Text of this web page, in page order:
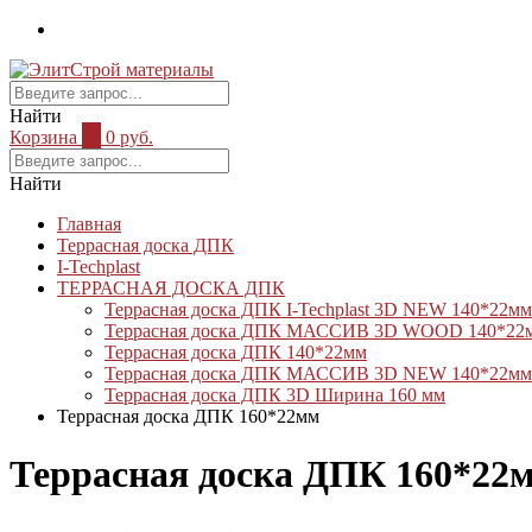
Найти
Корзина
0 руб.
Найти
Главная
Террасная доска ДПК
I-Techplast
ТЕРРАСНАЯ ДОСКА ДПК
Террасная доска ДПК I-Techplast 3D NEW 140*22мм
Террасная доска ДПК МАССИВ 3D WOOD
Террасная доска ДПК 140*22мм
Террасная доска ДПК МАССИВ 3D NEW 140*22мм
Террасная доска ДПК 3D Ширина 160 мм
Террасная доска ДПК 160*22мм
Террасная доска ДПК